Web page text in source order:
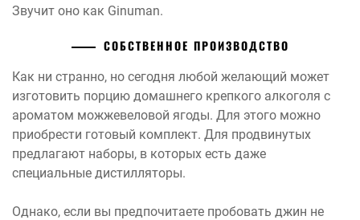
Звучит оно как Ginuman.
СОБСТВЕННОЕ ПРОИЗВОДСТВО
Как ни странно, но сегодня любой желающий может
изготовить порцию домашнего крепкого алкоголя с
ароматом можжевеловой ягоды. Для этого можно
приобрести готовый комплект. Для продвинутых
предлагают наборы, в которых есть даже
специальные дистилляторы.
Однако, если вы предпочитаете пробовать джин не